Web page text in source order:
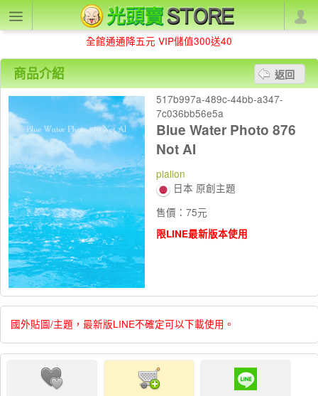
全館通通降五元 VIP儲值300送40
商品介紹
返回
517b997a-489c-44bb-a347-
7c036bb56e5a
Blue Water Photo 876
Not AI
plalion
日本 原創主題
售價：75元
限LINE最新版本使用
國外貼圖/主題，最新版LINE不確定可以下載使用。